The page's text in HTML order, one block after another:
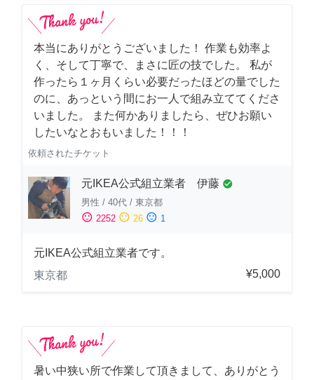
本当にありがとうございました！ 作業も効率よ
く、そして丁寧で、まさに匠の技でした。 私が
作ったら１ヶ月くらい必要だったほどの量でした
のに、あっという間にお一人で組み立ててくださ
いました。 また何かありましたら、ぜひお願い
したいなとおもいました！！！
依頼されたチケット
元IKEA公式組立業者 伊藤 check_circle
男性 / 40代 / 東京都
sentiment_satisfied 2252 sentiment_neutral 26 sentiment_dissatisfied 1
元IKEA公式組立業者です。
東京都
¥5,000
暑い中狭い所で作業して頂きまして、ありがとう